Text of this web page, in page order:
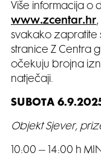
Više informacija o
www.zcentar.hr
svakako zapratite
stranice Z Centra
očekuju brojna
natječaji.
SUBOTA
Objekt Sjever,
10:00 – 14:00 h